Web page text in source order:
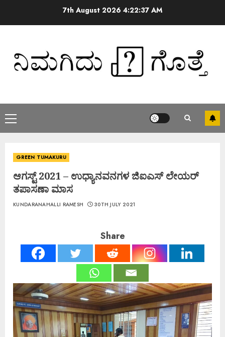
7th August 2026 4:22:38 AM
GREEN TUMAKURU
ಆಗಸ್ಟ್ 2021 – ಉಧ್ಯಾನವನಗಳ ಜಿಐಎಸ್ ಲೇಯರ್
ತಪಾಸಣಾ ಮಾಸ
KUNDARANAHALLI RAMESH 30TH JULY 2021
Share